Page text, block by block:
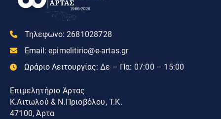
Τηλεφωνο: 2681028728
Email: epimelitirio@e-artas.gr
Ωράριο Λειτουργίας: Δε – Πα: 07:00 – 15:00
Επιμελητήριο Άρτας
Κ.Αιτωλού & Ν.Πριοβόλου, Τ.Κ.
47100, Άρτα